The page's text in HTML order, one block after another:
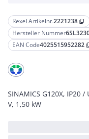
Rexel Artikelnr.2221238 content_copy
Hersteller Nummer
EAN Code4025515952282
SINAMICS G120X, IP20
V, 1,50 kW